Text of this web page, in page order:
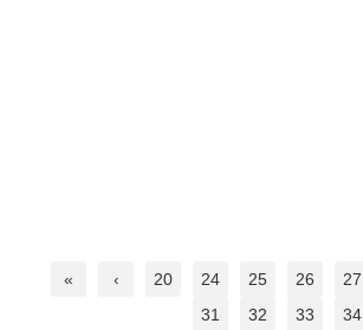
« ‹ 20 24 25 26 27
31
32 33 34